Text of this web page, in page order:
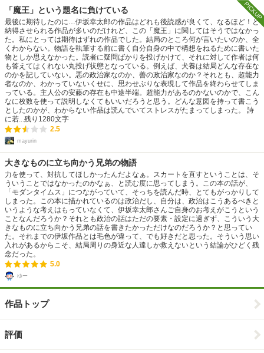
「魔王」という題名に負けている
最後に期待したのに…伊坂幸太郎の作品はどれも後読感が良くて、なるほど！と
納得させられる作品が多いのだけれど、この「魔王」に関してはそうではなかっ
た。私にとっては期待はずれの作品でした。結局のところ何が言いたいのか、全
くわからない。物語を執筆する前に書く自分自身の中で構想をねるために書いた
物としか思えなかった。読者に疑問ばかりを投げかけて、それに対して作者は何
も答えてはくれない丸投げ状態となっている。例えば、犬養は結局どんな存在な
のかを記していない。悪の政治家なのか、善の政治家なのか？それとも、超能力
者なのか、わかっていないくせに、思わせぶりな表現して作品を終わらせてしま
っている。主人公の安藤の存在も中途半端。超能力があるのかないのかで、こん
なに枚数を使って説明しなくてもいいだろうと思う。どんな意図を持って書こう
としたのかが、わからない作品は読んでいてストレスがたまってしまった。 詩
に若...残り 1280文字
2.5
mayurin
PICKUP
大きなものに立ち向かう兄弟の物語
力を使って、対抗してほしかったんだよなぁ。スカートを直すということは、そ
ういうことではなかったのかなぁ、と読む度に思ってしまう。この本の話が、
「モダンタイムス」につながっていて、そっちを読んだ時、とてもがっかりして
しまった。この本に描かれているのは政治だし、自分は、政治はこうあるべきと
いうような考えはもっていなくて、伊坂幸太郎さんご自身のお考えがこうという
ことなんだろうか？それとも政治の話はただの要素・設定に過ぎず、こういう大
きなものに立ち向かう兄弟の話を書きたかっただけなのだろうか？と思ってい
た。それまでの伊坂作品とは毛色が違って、でも好きだと思った。そういう思い
入れがあるからこそ、結局周りの身近な人達しか救えないという結論がひどく残
念だった。
5.0
ゆー
作品トップ
評価